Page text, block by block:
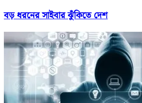
বড় ধরনের সাইবার ঝুঁকিতে দেশ